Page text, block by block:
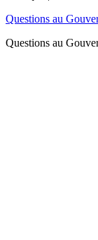
Questions au
Questions au